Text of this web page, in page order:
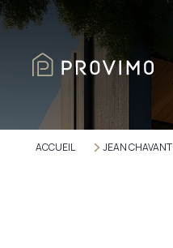
ACCUEIL JEAN CHAVANT